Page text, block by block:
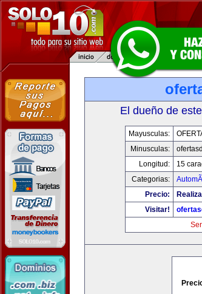
El dueño de
Mayusculas:
Minusculas:
Longitud:
15
Categorias:
Precio:
Visitar!